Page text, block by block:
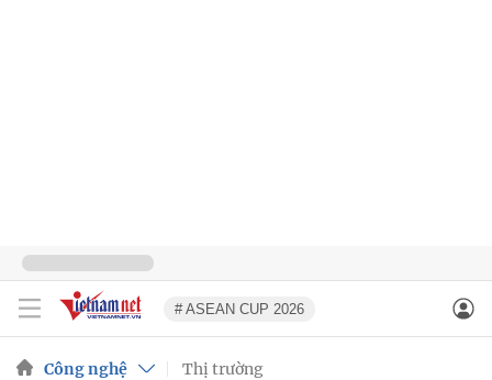
# ASEAN CUP 2026
Công nghệ Thị trường